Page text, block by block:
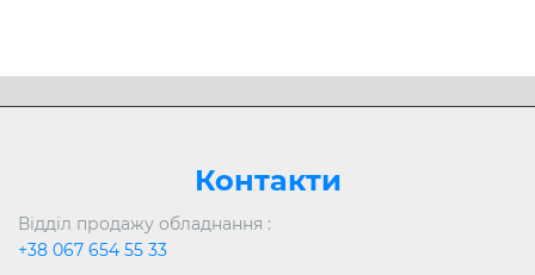
Контакти
Відділ продажу обладнання :
+38 067 654 55 33